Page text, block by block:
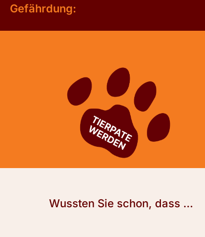
Gefährdung:
Wussten Sie schon, dass …